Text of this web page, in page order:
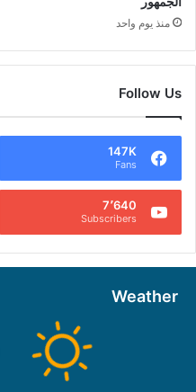
منذ يوم واحد
Follow Us
147K
Fans
7٬640
Subscribers
Weather